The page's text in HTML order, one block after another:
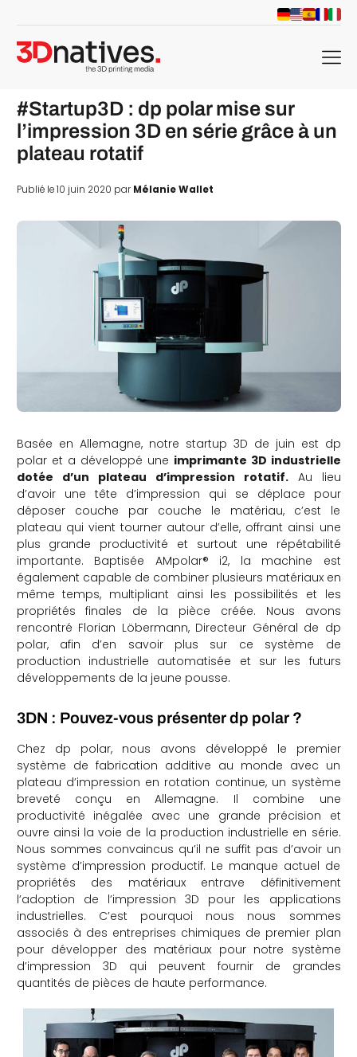
menu
#Startup3D : dp polar mise sur
l’impression 3D en série grâce à un
plateau rotatif
Publié le 10 juin 2020 parMélanie Wallet
Basée en Allemagne, notre startup 3D de juin est dp
polar et a développé une imprimante 3D industrielle
dotée d’un plateau d’impression rotatif.Au lieu
d’avoir une tête d’impression qui se déplace pour
déposer couche par couche le matériau, c’est le
plateau qui vient tourner autour d’elle, offrant ainsi une
plus grande productivité et surtout une répétabilité
importante. Baptisée AMpolar® i2, la machine est
également capable de combiner plusieurs matériaux en
même temps, multipliant ainsi les possibilités et les
propriétés finales de la pièce créée. Nous avons
rencontré Florian Löbermann, Directeur Général de dp
polar, afin d’en savoir plus sur ce système de
production industrielle automatisée et sur les futurs
développements de la jeune pousse.
3DN : Pouvez-vous présenter dp polar ?
Chez dp polar, nous avons développé le premier
système de fabrication additive au monde avec un
plateau d’impression en rotation continue, un système
breveté conçu en Allemagne. Il combine une
productivité inégalée avec une grande précision et
ouvre ainsi la voie de la production industrielle en série.
Nous sommes convaincus qu’il ne suffit pas d’avoir un
système d’impression productif. Le manque actuel de
propriétés des matériaux entrave définitivement
l’adoption de l’impression 3D pour les applications
industrielles. C’est pourquoi nous nous sommes
associés à des entreprises chimiques de premier plan
pour développer des matériaux pour notre système
d’impression 3D qui peuvent fournir de grandes
quantités de pièces de haute performance.